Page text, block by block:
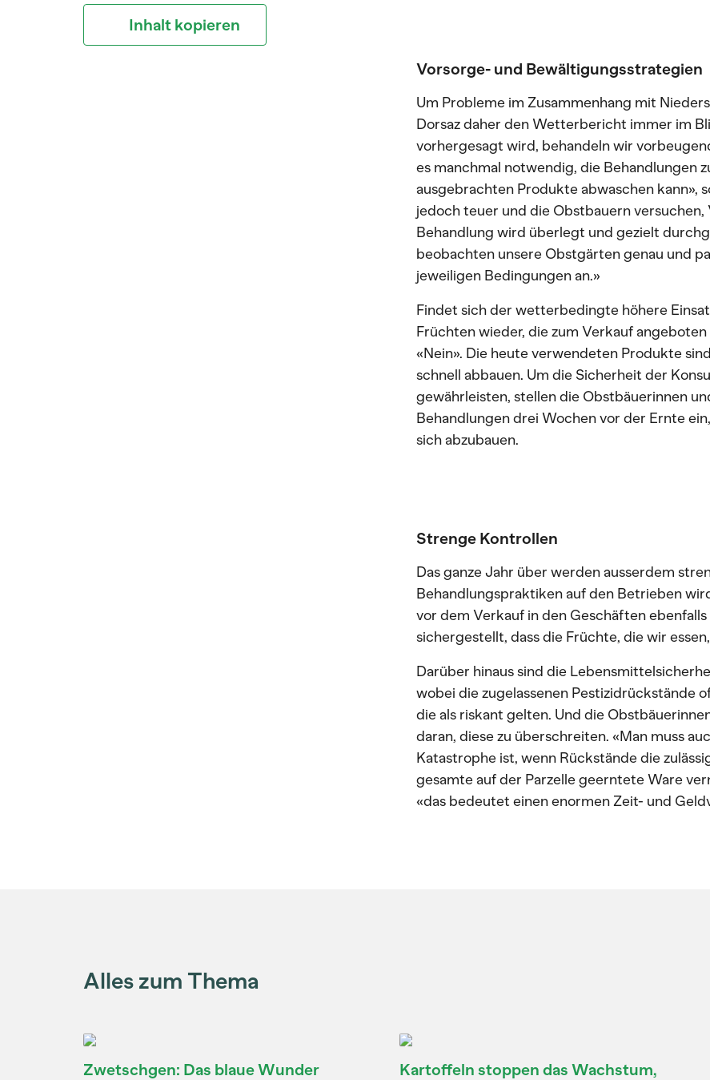
Inhalt kopieren
Vorsorge- und Bewältigungsstrategien
Um Probleme im Zusammenhang mit
Dorsaz daher den Wetterbericht immer im
vorhergesagt wird, behandeln wir
es manchmal notwendig, die Behandlungen
ausgebrachten Produkte abwaschen kann»,
jedoch teuer und die Obstbauern
Behandlung wird überlegt und gezielt
beobachten unsere Obstgärten genau und
jeweiligen Bedingungen an.»
Findet sich der wetterbedingte höhere
Früchten wieder, die zum Verkauf
«Nein». Die heute verwendeten Produkte
schnell abbauen. Um die Sicherheit der
gewährleisten, stellen die Obstbäuerinnen
Behandlungen drei Wochen vor der Ernte
sich abzubauen.
Strenge Kontrollen
Das ganze Jahr über werden ausserdem
Behandlungspraktiken auf den Betrieben
vor dem Verkauf in den Geschäften
sichergestellt, dass die Früchte, die wir
Darüber hinaus sind die
wobei die zugelassenen Pestizidrückstände
die als riskant gelten. Und die
daran, diese zu überschreiten. «Man muss
Katastrophe ist, wenn Rückstände die
gesamte auf der Parzelle geerntete Ware
«das bedeutet einen enormen Zeit- und
Alles zum Thema
Zwetschgen: Das blaue Wunder
Kartoffeln stoppen das Wachstum,